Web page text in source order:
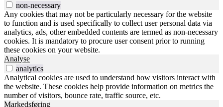
non-necessary
Any cookies that may not be particularly necessary for the website
to function and is used specifically to collect user personal data via
analytics, ads, other embedded contents are termed as non-necessary
cookies. It is mandatory to procure user consent prior to running
these cookies on your website.
Analyse
analytics
Analytical cookies are used to understand how visitors interact with
the website. These cookies help provide information on metrics the
number of visitors, bounce rate, traffic source, etc.
Markedsføring